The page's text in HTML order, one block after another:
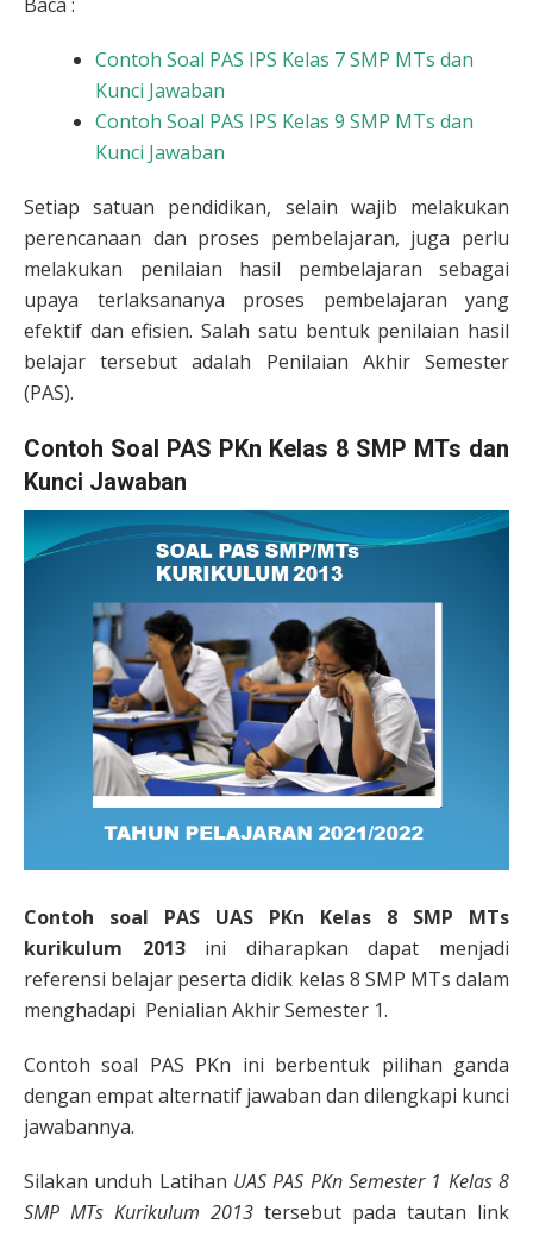
Contoh Soal PAS IPS Kelas 7 SMP MTs dan
Kunci Jawaban
Contoh Soal PAS IPS Kelas 9 SMP MTs dan
Kunci Jawaban
Setiap satuan pendidikan, selain wajib melakukan
perencanaan dan proses pembelajaran, juga perlu
melakukan penilaian hasil pembelajaran sebagai
upaya terlaksananya proses pembelajaran yang
efektif dan efisien. Salah satu bentuk penilaian hasil
belajar tersebut adalah Penilaian Akhir Semester
(PAS).
Contoh Soal PAS PKn Kelas 8 SMP MTs dan
Kunci Jawaban
Contoh soal PAS UAS PKn Kelas 8 SMP MTs
kurikulum 2013 ini diharapkan dapat menjadi
referensi belajar peserta didik kelas 8 SMP MTs dalam
menghadapi Penialian Akhir Semester 1.
Contoh soal PAS PKn ini berbentuk pilihan ganda
dengan empat alternatif jawaban dan dilengkapi kunci
jawabannya.
Silakan unduh Latihan UAS PAS PKn Semester 1 Kelas 8
SMP MTs Kurikulum 2013 tersebut pada tautan link